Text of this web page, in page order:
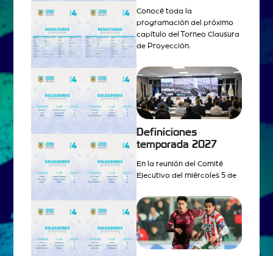
Conocé toda la
programación del próximo
capítulo del Torneo Clausura
de Proyección.
Definiciones
temporada 2027
En la reunión del Comité
Ejecutivo del miércoles 5 de